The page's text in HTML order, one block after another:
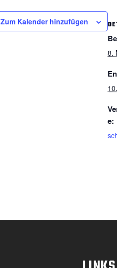
Zum Kalender hinzufügen
8.
e: